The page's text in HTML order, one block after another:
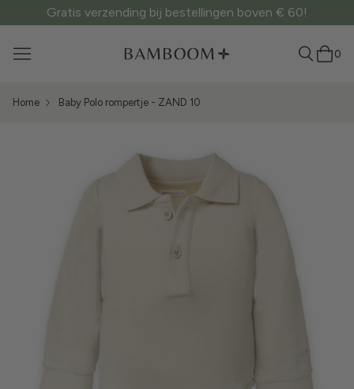
Gratis verzending bij bestellingen boven € 60!
0
Home Baby Polo rompertje - ZAND 10